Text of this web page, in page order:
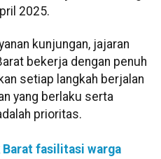
2025.
kunjungan, jajaran
bekerja dengan penuh
setiap langkah berjalan
yang berlaku serta
prioritas.
Barat fasilitasi warga